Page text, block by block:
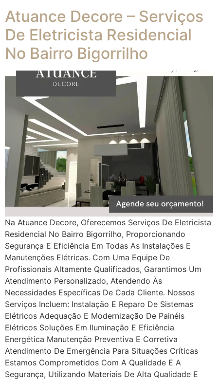
Atuance Decore – Serviços
De Eletricista Residencial
No Bairro Bigorrilho
Na Atuance Decore, Oferecemos Serviços De Eletricista
Residencial No Bairro Bigorrilho, Proporcionando
Segurança E Eficiência Em Todas As Instalações E
Manutenções Elétricas. Com Uma Equipe De
Profissionais Altamente Qualificados, Garantimos Um
Atendimento Personalizado, Atendendo Às
Necessidades Específicas De Cada Cliente. Nossos
Serviços Incluem: Instalação E Reparo De Sistemas
Elétricos Adequação E Modernização De Painéis
Elétricos Soluções Em Iluminação E Eficiência
Energética Manutenção Preventiva E Corretiva
Atendimento De Emergência Para Situações Críticas
Estamos Comprometidos Com A Qualidade E A
Segurança, Utilizando Materiais De Alta Qualidade E